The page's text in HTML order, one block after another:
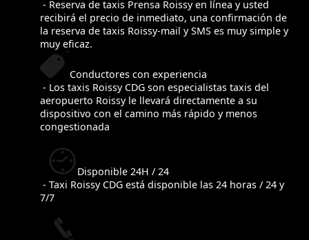
- Reserva de taxis Prensa Roissy en línea y usted
recibirá el precio de inmediato, una confirmación de
la reserva de taxis Roissy-mail y SMS es muy simple y
muy eficaz.
Conductores con experiencia
- Los taxis Roissy CDG son especialistas taxis del
aeropuerto Roissy le llevará directamente a su
dispositivo con el camino más rápido y menos
congestionada
Disponible 24H / 24
- Taxi Roissy CDG está disponible las 24 horas / 24 y
7/7